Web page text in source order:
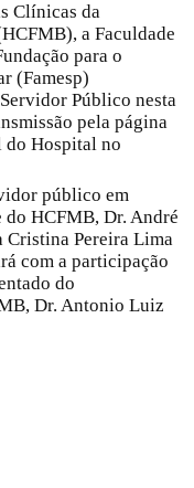
Clínicas da
a Faculdade
para o
(Famesp)
Público nesta
pela página
do Hospital no
público em
do HCFMB, Dr. André
Cristina Pereira Lima
com a participação
do
Dr. Antonio Luiz